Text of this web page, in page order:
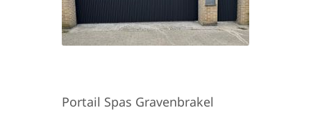
Portail Spas Gravenbrakel